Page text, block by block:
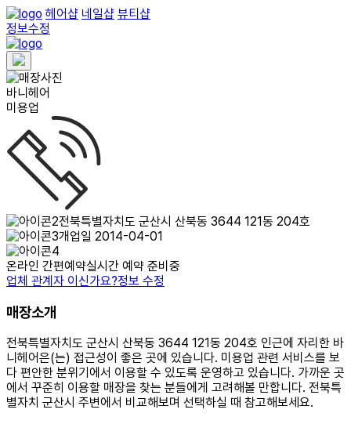
헤어샵 네일샵 뷰티샵
정보수정
바니헤어
미용업
전북특별자치도 군산시 산북동 3644 121동 204호
개업일 2014-04-01
온라인 간편예약실시간 예약 준비중
업체 관계자 이신가요?정보 수정
매장소개
전북특별자치도 군산시 산북동 3644 121동 204호 인근에 자리한 바
니헤어은(는) 접근성이 좋은 곳에 있습니다. 미용업 관련 서비스를 보
다 편안한 분위기에서 이용할 수 있도록 운영하고 있습니다. 가까운 곳
에서 꾸준히 이용할 매장을 찾는 분들에게 고려해볼 만합니다. 전북특
별자치 군산시 주변에서 비교해보며 선택하실 때 참고해보세요.